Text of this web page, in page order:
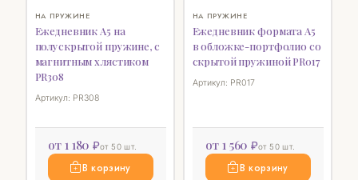
НОВИНКА
НА ПРУЖИНЕ
Ежедневник А5 на
полускрытой пружине, с
магнитным хлястиком
PR308
Артикул: PR308
от 1 180 ₽от 50 шт.
В корзину
НОВИНКА
НА ПРУЖИНЕ
Ежедневник формата А5
в обложке-портфолио со
скрытой пружиной PR017
Артикул: PR017
от 1 560 ₽от 50 шт.
В корзину